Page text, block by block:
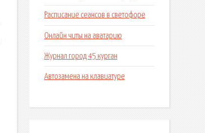
Расписание сеансов в светофоре
Онлайн читы на аватарию
Журнал город 45 курган
Автозамена на клавиатуре